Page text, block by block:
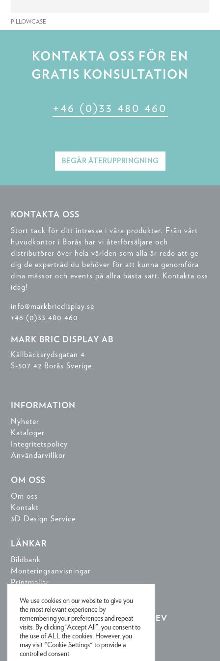
PILLOWCASE
KONTAKTA OSS FÖR EN
GRATIS KONSULTATION
+46 (0)33 480 460
BEGÄR ÅTERUPPRINGNING
KONTAKTA OSS
Stort tack för ditt intresse i våra produkter. Från vårt
huvudkontor i Borås har vi återförsäljare och
distributörer över hela världen som alla är redo att ge
dig de expertråd du behöver för att kunna genomföra
dina mässor och events på allra bästa sätt. Kontakta oss
idag!
info@markbricdisplay.se
+46 (0)33 480 460
MARK BRIC DISPLAY AB
Källbäcksrydsgatan 4
S-507 42 Borås Sverige
INFORMATION
Nyheter
Kataloger
Integritetspolicy
Användarvillkor
OM OSS
Om oss
Kontakt
3D Design Service
LÄNKAR
Bildbank
Monteringsanvisningar
Printmallar
REGISTRERA DIG FÖR NYHETSBREV
We use cookies on our website to give you
the most relevant experience by
remembering your preferences and repeat
visits. By clicking “Accept All”, you consent to
the use of ALL the cookies. However, you
may visit "Cookie Settings" to provide a
controlled consent.